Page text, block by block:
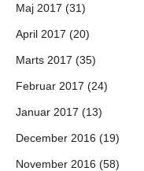
Maj 2017 (31)
April 2017 (20)
Marts 2017 (35)
Februar 2017 (24)
Januar 2017 (13)
December 2016 (19)
November 2016 (58)